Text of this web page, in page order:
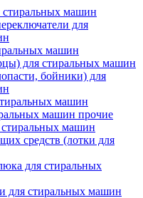
машин
для
машин
для стиральных машин
бойники) для
машин
машин прочие
машин
средств (лотки для
для стиральных
для стиральных машин